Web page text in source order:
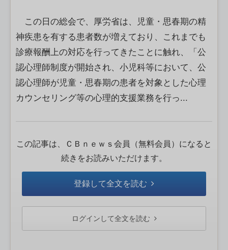
この日の総会で、厚労省は、児童・思春期の精
神疾患を有する患者数が増えており、これまでも
診療報酬上の対応を行ってきたことに触れ、「公
認心理師制度が開始され、小児科等において、公
認心理師が児童・思春期の患者を対象とした心理
カウンセリング等の心理的支援業務を行っ...
この記事は、ＣＢｎｅｗｓ会員（無料会員）になると
続きをお読みいただけます。
登録して全文を読む
ログインして全文を読む